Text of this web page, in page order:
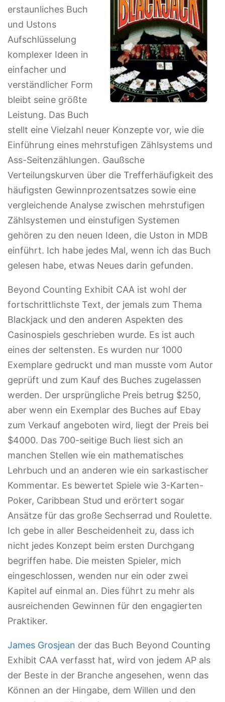
erstaunliches Buch
und Ustons
Aufschlüsselung
komplexer Ideen in
einfacher und
verständlicher Form
bleibt seine größte
Leistung. Das Buch
stellt eine Vielzahl neuer Konzepte vor, wie die
Einführung eines mehrstufigen Zählsystems und
Ass-Seitenzählungen. Gaußsche
Verteilungskurven über die Trefferhäufigkeit des
häufigsten Gewinnprozentsatzes sowie eine
vergleichende Analyse zwischen mehrstufigen
Zählsystemen und einstufigen Systemen
gehören zu den neuen Ideen, die Uston in MDB
einführt. Ich habe jedes Mal, wenn ich das Buch
gelesen habe, etwas Neues darin gefunden.
Beyond Counting Exhibit CAA ist wohl der
fortschrittlichste Text, der jemals zum Thema
Blackjack und den anderen Aspekten des
Casinospiels geschrieben wurde. Es ist auch
eines der seltensten. Es wurden nur 1000
Exemplare gedruckt und man musste vom Autor
geprüft und zum Kauf des Buches zugelassen
werden. Der ursprüngliche Preis betrug $250,
aber wenn ein Exemplar des Buches auf Ebay
zum Verkauf angeboten wird, liegt der Preis bei
$4000. Das 700-seitige Buch liest sich an
manchen Stellen wie ein mathematisches
Lehrbuch und an anderen wie ein sarkastischer
Kommentar. Es bewertet Spiele wie 3-Karten-
Poker, Caribbean Stud und erörtert sogar
Ansätze für das große Sechserrad und Roulette.
Ich gebe in aller Bescheidenheit zu, dass ich
nicht jedes Konzept beim ersten Durchgang
begriffen habe. Die meisten Spieler, mich
eingeschlossen, wenden nur ein oder zwei
Kapitel auf einmal an. Dies führt zu mehr als
ausreichenden Gewinnen für den engagierten
Praktiker.
James Grosjean der das Buch Beyond Counting
Exhibit CAA verfasst hat, wird von jedem AP als
der Beste in der Branche angesehen, wenn das
Können an der Hingabe, dem Willen und den